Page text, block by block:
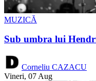
MUZICĂ
Sub umbra lui
Corneliu CAZACU
Vineri, 07 Aug